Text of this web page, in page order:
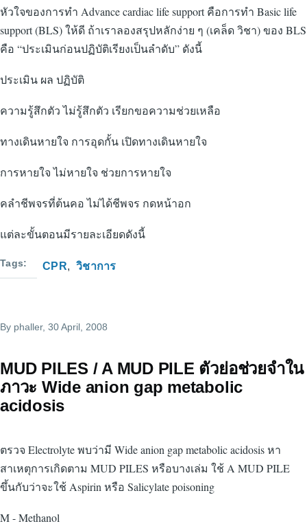
หัวใจของการทำ Advance cardiac life support คือการทำ Basic life
support (BLS) ให้ดี ถ้าเราลองสรุปหลักง่าย ๆ (เคล็ด วิชา) ของ BLS
คือ “ประเมินก่อนปฏิบัติเรียงเป็นลำดับ” ดังนี้
ประเมิน ผล ปฏิบัติ
ความรู้สึกตัว ไม่รู้สึกตัว เรียกขอความช่วยเหลือ
ทางเดินหายใจ การอุดกั้น เปิดทางเดินหายใจ
การหายใจ ไม่หายใจ ช่วยการหายใจ
คลำชีพจรที่ต้นคอ ไม่ได้ชีพจร กดหน้าอก
แต่ละขั้นตอนมีรายละเอียดดังนี้
Tags CPR วิชาการ
By phaller, 30 April, 2008
MUD PILES / A MUD PILE ตัวย่อช่วยจำใน
ภาวะ Wide anion gap metabolic
acidosis
ตรวจ Electrolyte พบว่ามี Wide anion gap metabolic acidosis หา
สาเหตุการเกิดตาม MUD PILES หรือบางเล่ม ใช้ A MUD PILE
ขึ้นกับว่าจะใช้ Aspirin หรือ Salicylate poisoning
M - Methanol